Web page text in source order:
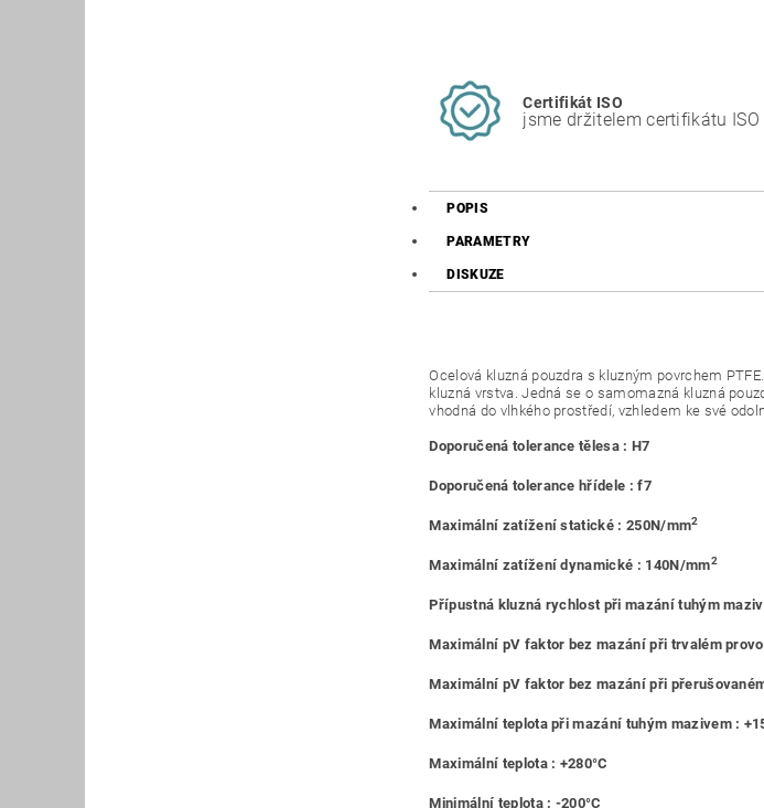
Certifikát ISO
jsme držitelem certifikátu ISO
POPIS
PARAMETRY
DISKUZE
Ocelová kluzná pouzdra s kluzným povrchem
kluzná vrstva. Jedná se o samomazná kluzná
vhodná do vlhkého prostředí, vzhledem ke své
Doporučená tolerance tělesa : H7
Doporučená tolerance hřídele : f7
Maximální zatížení statické : 250N/mm2
Maximální zatížení dynamické : 140N/mm2
Přípustná kluzná rychlost při mazání tuhým
Maximální pV faktor bez mazání při trvalém
Maximální pV faktor bez mazání při
Maximální teplota při mazání tuhým mazivem :
Maximální teplota : +280°C
Minimální teplota : -200°C